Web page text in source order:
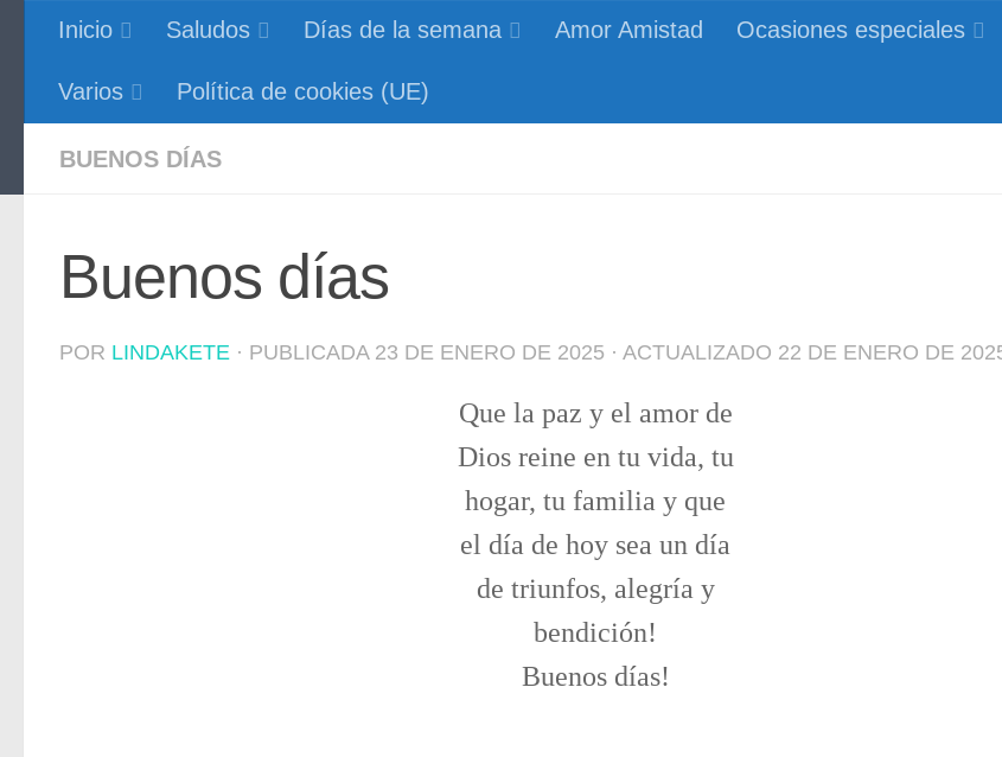
Saltar al contenido
Blog de imágenes y publicaciones de interés general
Inicio Saludos Días de la semana Amor Amistad Ocasiones especiales
Varios Política de cookies (UE)
BUENOS DÍAS
Buenos días
POR LINDAKETE · PUBLICADA 23 DE ENERO DE 2025 · ACTUALIZADO 22 DE ENERO DE
Que la paz y el amor de
Dios reine en tu vida, tu
hogar, tu familia y que
el día de hoy sea un día
de triunfos, alegría y
bendición!
Buenos días!